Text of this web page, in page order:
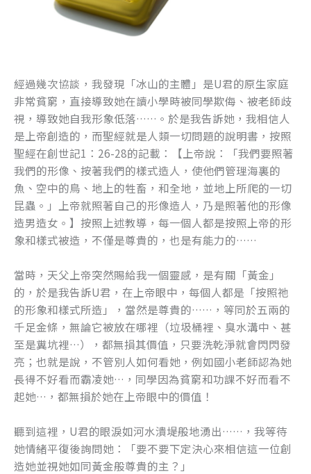
經過幾次協談，我發現「冰山的主體」是U君的原生家庭
非常貧窮，直接導致她在讀小學時被同學欺侮、被老師歧
視，導致她自我形象低落……。於是我告訴她，我相信人
是上帝創造的，而聖經就是人類一切問題的說明書，按照
聖經在創世記1：26-28的記載：【上帝說：「我們要照著
我們的形像、按著我們的樣式造人，使他們管理海裏的
魚、空中的鳥、地上的牲畜，和全地，並地上所爬的一切
昆蟲。」上帝就照著自己的形像造人，乃是照著他的形像
造男造女。】按照上述教導，每一個人都是按照上帝的形
象和樣式被造，不僅是尊貴的，也是有能力的……
當時，天父上帝突然賜給我一個靈感，是有關「黃金」
的，於是我告訴U君，在上帝眼中，每個人都是「按照祂
的形象和樣式所造」，當然是尊貴的……，等同於五兩的
千足金條，無論它被放在哪裡（垃圾桶裡、臭水溝中、甚
至是糞坑裡…），都無損其價值，只要洗乾淨就會閃閃發
亮；也就是說，不管別人如何看她，例如國小老師認為她
長得不好看而霸凌她…，同學因為貧窮和功課不好而看不
起她…，都無損於她在上帝眼中的價值！
聽到這裡，U君的眼淚如河水潰堤般地湧出……，我等待
她情緒平復後詢問她：「要不要下定決心來相信這一位創
造她並視她如同黃金般尊貴的主？」